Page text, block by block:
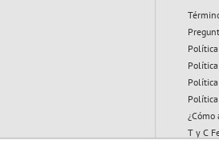
¿Cómo
T y C